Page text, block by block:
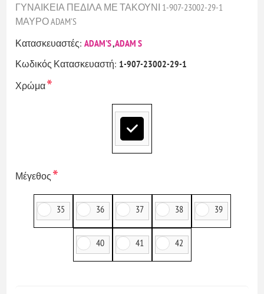
ΓΥΝΑΙΚΕΙΑ ΠΕΔΙΛΑ ΜΕ ΤΑΚΟΥΝΙ 1-907-23002-29-1
ΜΑΥΡΟ ADAM'S
Κατασκευαστές: ADAM'S,ADAM S
Κωδικός Κατασκευαστή: 1-907-23002-29-1
Χρώμα*
Μέγεθος*
35 36 37 38 39
40 41 42